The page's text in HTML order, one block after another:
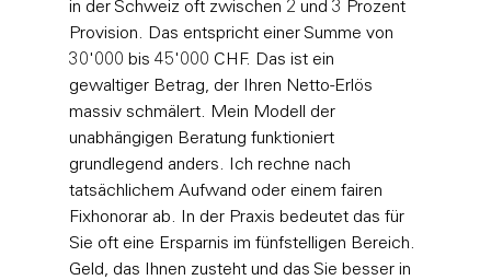
in der Schweiz oft zwischen 2 und 3 Prozent
Provision. Das entspricht einer Summe von
30'000 bis 45'000 CHF. Das ist ein
gewaltiger Betrag, der Ihren Netto-Erlös
massiv schmälert. Mein Modell der
unabhängigen Beratung funktioniert
grundlegend anders. Ich rechne nach
tatsächlichem Aufwand oder einem fairen
Fixhonorar ab. In der Praxis bedeutet das für
Sie oft eine Ersparnis im fünfstelligen Bereich.
Geld, das Ihnen zusteht und das Sie besser in